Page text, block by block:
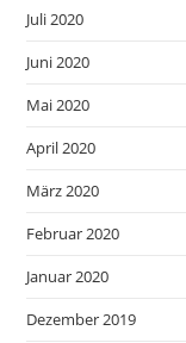
Juli 2020
Juni 2020
Mai 2020
April 2020
März 2020
Februar 2020
Januar 2020
Dezember 2019